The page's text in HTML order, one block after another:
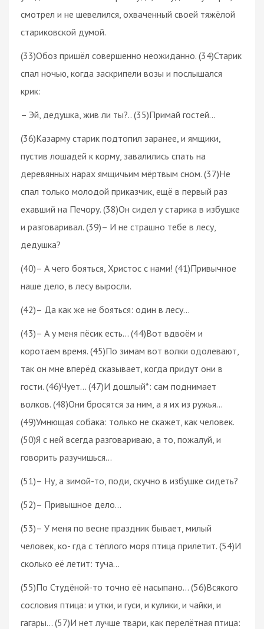
смотрел и не шевелился, охваченный своей тяжёлой
стариковской думой.
(33)Обоз пришёл совершенно неожиданно. (34)Старик
спал ночью, когда заскрипели возы и послышался
крик:
– Эй, дедушка, жив ли ты?.. (35)Примай гостей…
(36)Казарму старик подтопил заранее, и ямщики,
пустив лошадей к корму, завалились спать на
деревянных нарах ямщичьим мёртвым сном. (37)Не
спал только молодой приказчик, ещё в первый раз
ехавший на Печору. (38)Он сидел у старика в избушке
и разговаривал. (39)– И не страшно тебе в лесу,
дедушка?
(40)– А чего бояться, Христос с нами! (41)Привычное
наше дело, в лесу выросли.
(42)– Да как же не бояться: один в лесу…
(43)– А у меня пёсик есть… (44)Вот вдвоём и
коротаем время. (45)По зимам вот волки одолевают,
так он мне вперёд сказывает, когда придут они в
гости. (46)Чует… (47)И дошлый*: сам поднимает
волков. (48)Они бросятся за ним, а я их из ружья…
(49)Умнющая собака: только не скажет, как человек.
(50)Я с ней всегда разговариваю, а то, пожалуй, и
говорить разучишься…
(51)– Ну, а зимой-то, поди, скучно в избушке сидеть?
(52)– Привышное дело…
(53)– У меня по весне праздник бывает, милый
человек, ко- гда с тёплого моря птица прилетит. (54)И
сколько её летит: туча…
(55)По Студёной-то точно её насыпано… (56)Всякого
сословия птица: и утки, и гуси, и кулики, и чайки, и
гагары… (57)И нет лучше твари, как перелётная птица: